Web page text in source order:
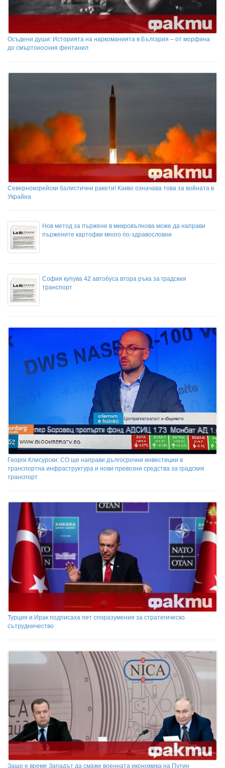
Осъдени души: Историята на наркоманията в България – от морфина
до смъртоносния фентанил
Севернокорейски балистични ракети! Какво означава това за войната в
Украйна
Нов метод за пържене в микровълнова може да направи
пържените картофки много по-здравословни
София купува 42 автобуса втора ръка за градския
транспорт
Георги Клисурски: СО ще направи дългосрочни инвестиции в
транспортна инфраструктура и нови превозни средства за градския
транспорт
Турция и Ирак подписаха пет споразумения за стратегическо
сътрудничество
Защо е време Западът да смаже военната икономика на Путин